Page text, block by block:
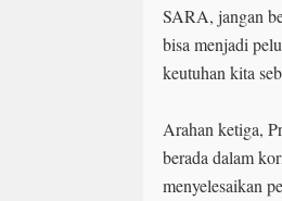
SARA, jangan
bisa menjadi
keutuhan kita
Arahan ketiga,
berada dalam
menyelesaikan